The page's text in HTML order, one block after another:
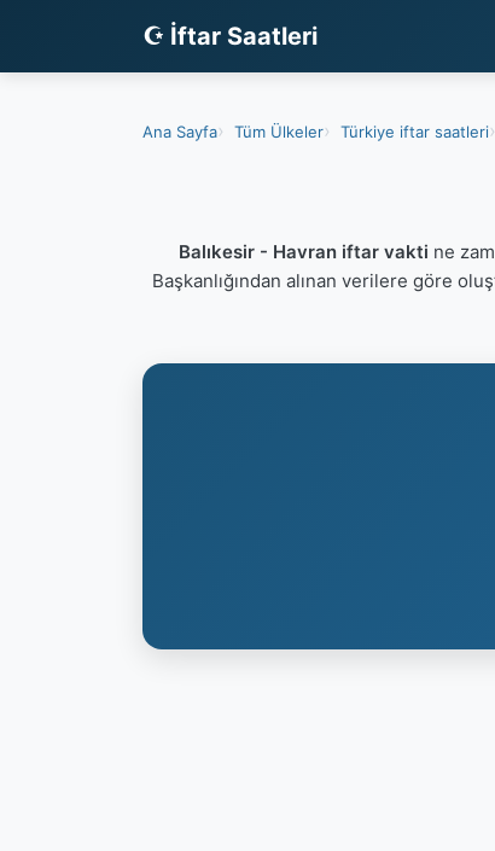
☪ İftar Saatleri
Ana Sayfa Tüm Ülkeler Türkiye iftar saatleri
Balıkesir - Havran iftar vakti ne
Başkanlığından alınan verilere göre